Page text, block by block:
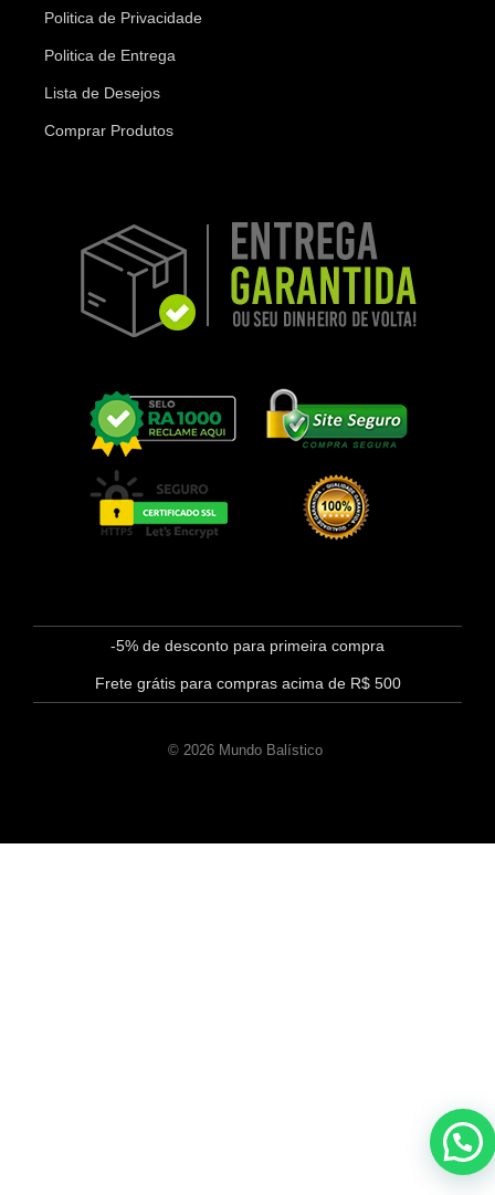
Politica de Privacidade
Politica de Entrega
Lista de Desejos
Comprar Produtos
-5% de desconto para primeira compra
Frete grátis para compras acima de R$ 500
© 2026 Mundo Balístico